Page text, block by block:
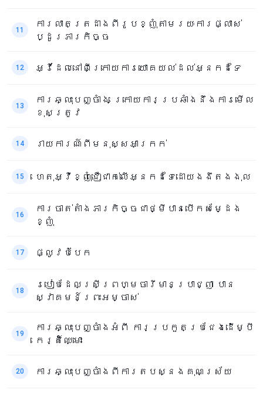
11
ការលាតត្រដាងពីរូបខ្ញុំតាមរយៈការផ្លាស់
ប្ដូរភារកិច្ច
12 អ្វីដែលនៅពីក្រោយការយោគយល់ដល់អ្នកដទៃ
13
ការឆ្លុះបញ្ចាំង ក្រោយការប្រឆាំងនឹងការមើល
ខុសត្រូវ
14 រាយការណ៍ពីមនុស្សអាក្រក់
15 ហេតុអ្វីខ្ញុំជឿជាក់លើអ្នកដទៃដោយងងឹតងងុល
16
ការចាត់តាំងភារកិច្ចជាថ្មីបានបើកសម្ដែង
ខ្ញុំ
17 ផ្លូវបំបែក
18
របៀបដែលស្រីព្រហ្មចារីមានប្រាជ្ញា បាន
ស្វាគមន៍ព្រះអម្ចាស់
19
ការឆ្លុះបញ្ចាំងអំពី ការប្រកួតប្រជែងដើម្បី
កេរ្តិ៍ឈ្មោះ
20 ការឆ្លុះបញ្ចាំងពីការតបស្នងគុណស្រ័យ